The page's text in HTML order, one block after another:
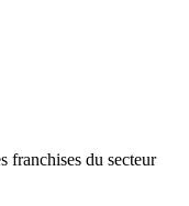
franchises du secteur